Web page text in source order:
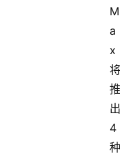
M
a
x
将
推
出
4
种